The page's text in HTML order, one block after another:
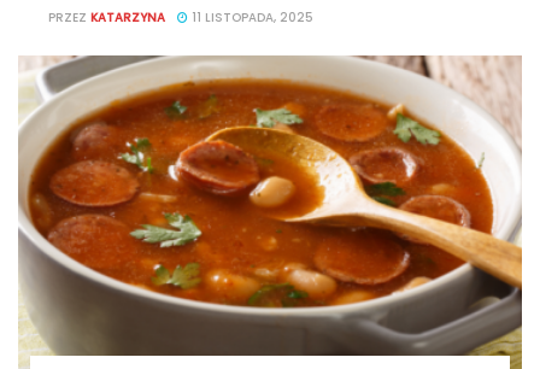
PRZEZ KATARZYNA 11 LISTOPADA, 2025